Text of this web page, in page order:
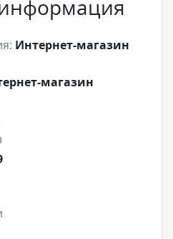
Интернет-магазин
магазин